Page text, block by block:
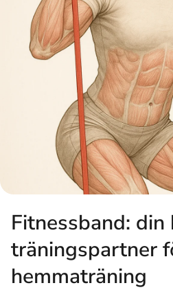
Fitnessband: din
träningspartner
hemmaträning